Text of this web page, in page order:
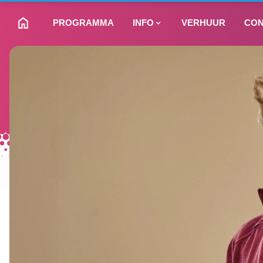
NAAR HOMEPAGINA
PROGRAMMA INFO VERHUUR